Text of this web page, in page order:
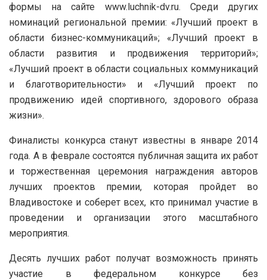
формы на сайте www.luchnik-dv.ru. Среди других
номинаций региональной премии: «Лучший проект в
области бизнес-коммуникаций»; «Лучший проект в
области развития и продвижения территорий»;
«Лучший проект в области социальных коммуникаций
и благотворительности» и «Лучший проект по
продвижению идей спортивного, здорового образа
жизни».
Финалисты конкурса станут известны в январе 2014
года. А в феврале состоятся публичная защита их работ
и торжественная церемония награждения авторов
лучших проектов премии, которая пройдет во
Владивостоке и соберет всех, кто принимал участие в
проведении и организации этого масштабного
мероприятия.
Десять лучших работ получат возможность принять
участие в федеральном конкурсе без